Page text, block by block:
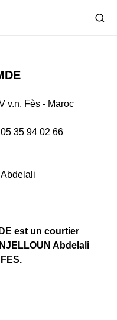
v.n. Fès - Maroc
35 94 02 66
est un courtier
Abdelali